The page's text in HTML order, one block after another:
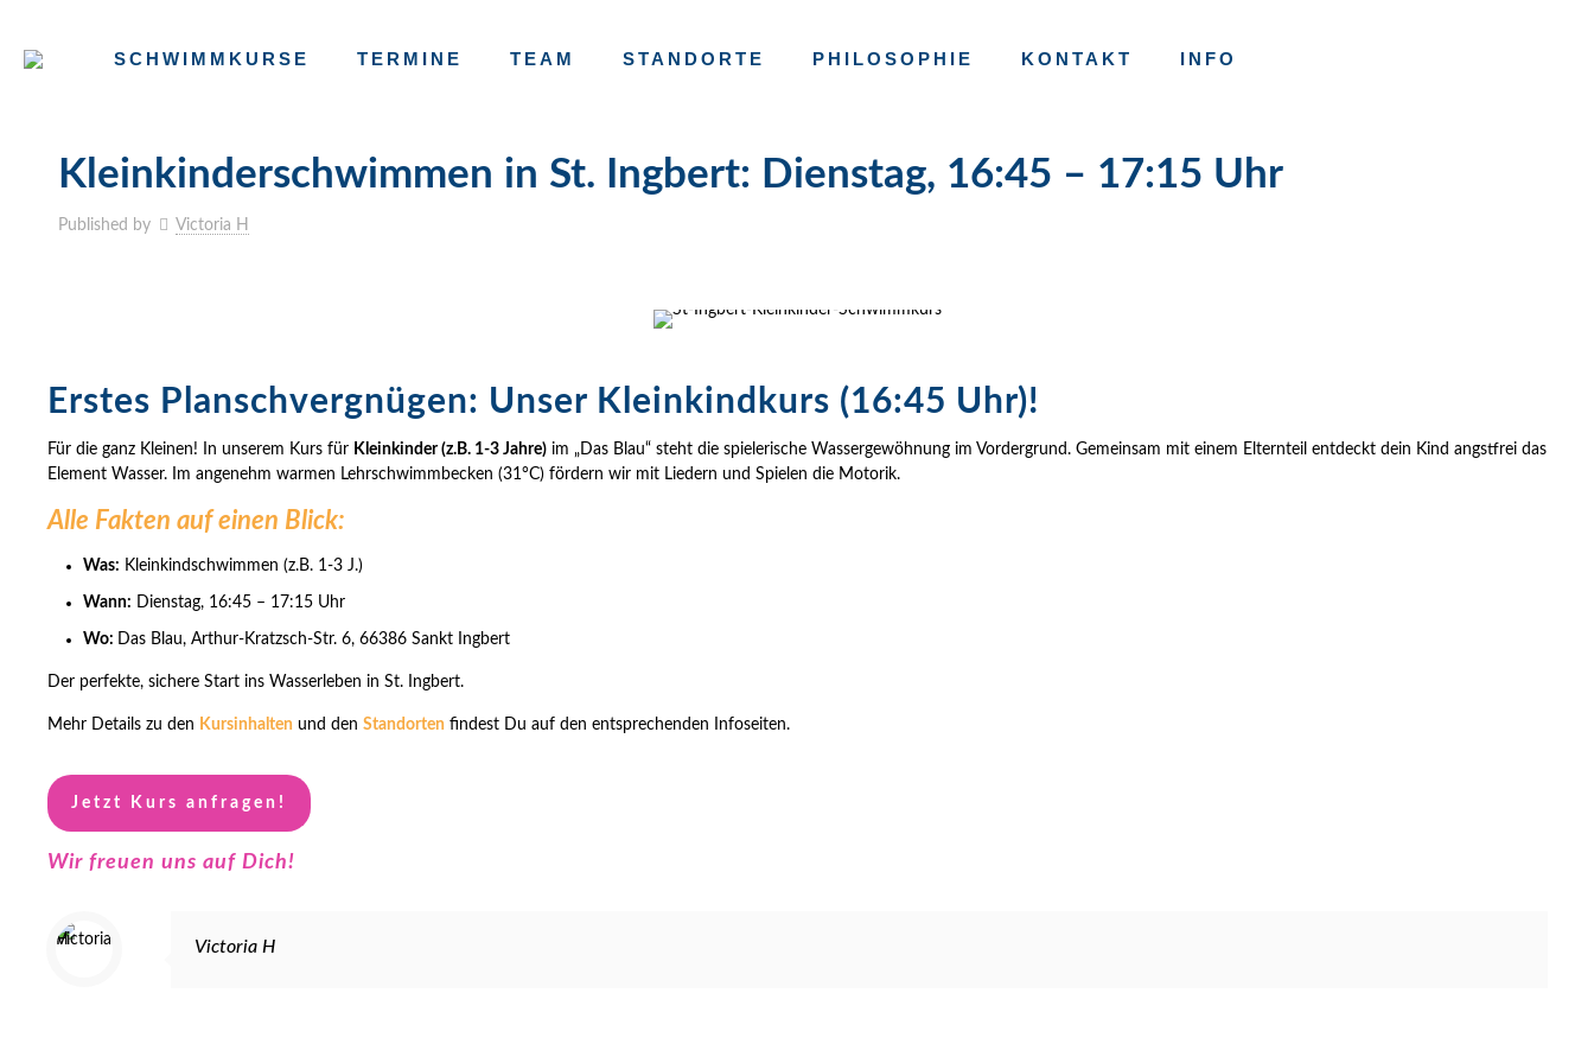
SCHWIMMKURSE TERMINE TEAM STANDORTE PHILOSOPHIE KONTAKT INFO
Kleinkinderschwimmen in St. Ingbert: Dienstag, 16:45 – 17:15 Uhr
Published by Victoria H
Erstes Planschvergnügen: Unser Kleinkindkurs (16:45 Uhr)!
Für die ganz Kleinen! In unserem Kurs für Kleinkinder (z.B. 1-3 Jahre)im „Das Blau“ steht die spielerische Wassergewöhnung im Vordergrund. Gemeinsam mit einem Elternteil entdeckt dein Kind angstfrei das
Element Wasser. Im angenehm warmen Lehrschwimmbecken (31°C) fördern wir mit Liedern und Spielen die Motorik.
Alle Fakten auf einen Blick:
Was: Kleinkindschwimmen (z.B. 1-3 J.)
Wann: Dienstag, 16:45 – 17:15 Uhr
Wo: Das Blau, Arthur-Kratzsch-Str. 6, 66386 Sankt Ingbert
Der perfekte, sichere Start ins Wasserleben in St. Ingbert.
Mehr Details zu den Kursinhalten und den Standorten findest Du auf den entsprechenden Infoseiten.
Jetzt Kurs anfragen!
Wir freuen uns auf Dich!
Victoria H